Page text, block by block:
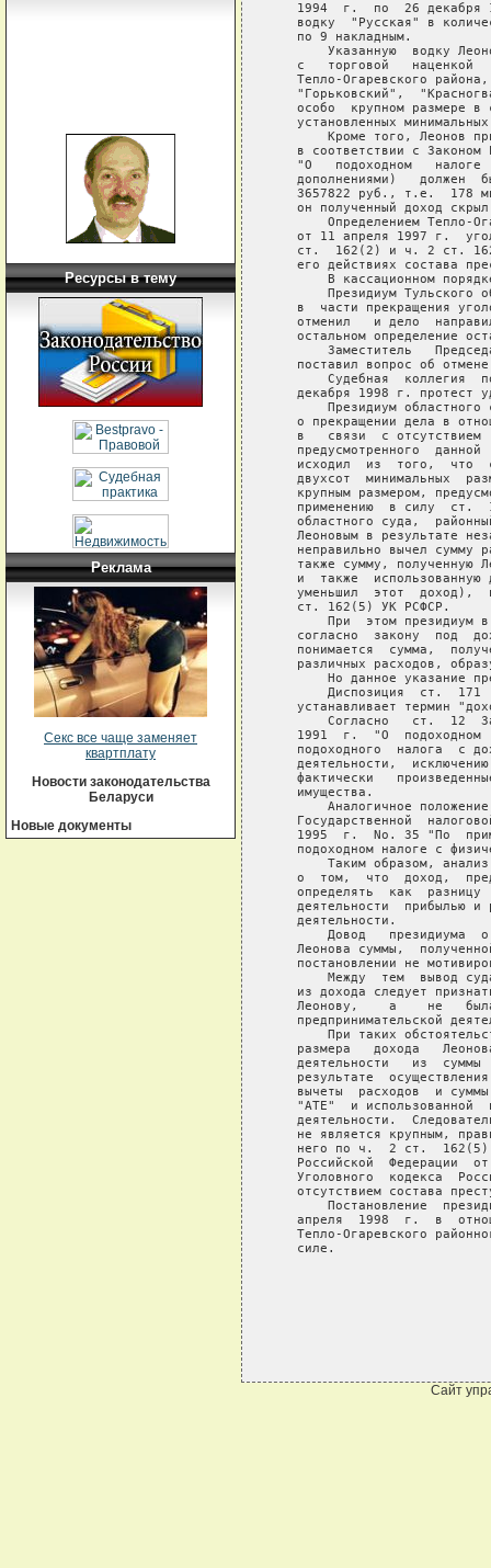
Ресурсы в тему
Реклама
Секс все чаще заменяет
квартплату
Новости законодательства
Беларуси
Новые документы
1994  г.  по  26 декабря
водку  "Русская" в
   по 9 накладным.
Указанную  водку
с   торговой   наценкой
Тепло-Огаревского
"Горьковский",
особо  крупном размере в
установленных
Кроме того, Леонов
в соответствии с Законом
"О   подоходном   налоге
дополнениями)   должен
3657822 руб., т.е.  178
он полученный доход
Определением Тепло-
от 11 апреля 1997 г.
ст.  162(2) и ч. 2 ст.
его действиях состава
В кассационном
Президиум Тульского
в  части прекращения
отменил   и дело
остальном определение
Заместитель
поставил вопрос об
Судебная  коллегия
декабря 1998 г. протест
Президиум областного
о прекращении дела в
в   связи  с отсутствием
предусмотренного  данной
исходил  из  того,  что
двухсот  минимальных
крупным размером,
применению  в силу  ст.
областного суда,
Леоновым в результате
неправильно вычел сумму
также сумму, полученную
и  также  использованную
уменьшил  этот  доход),
   ст. 162(5) УК РСФСР.
При  этом президиум
согласно  закону  под
понимается  сумма,
различных расходов,
Но данное указание
Диспозиция  ст.  171
устанавливает термин
Согласно   ст.  12
1991  г.  "О  подоходном
подоходного  налога  с
деятельности,
фактически
   имущества.
Аналогичное
Государственной
1995  г.  No. 35 "По
подоходном налоге с
Таким образом,
о  том,  что  доход,
определять  как  разницу
деятельности  прибылью и
   деятельности.
Довод   президиума
Леонова суммы,
постановлении не
Между  тем  вывод
из дохода следует
Леонову,    а    не
предпринимательской
При таких
размера   дохода
деятельности   из  суммы
результате
вычеты  расходов  и
"АТЕ"  и использованной
деятельности.
не является крупным,
него по ч.  2 ст.
Российской  Федерации
Уголовного  кодекса
отсутствием состава
Постановление
апреля  1998  г.  в
Тепло-Огаревского
   силе.
Сайт